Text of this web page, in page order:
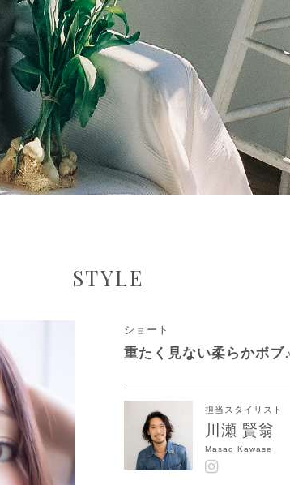
STYLE
ショート
重たく見ない柔らかボブ♪
担当スタイリスト
川瀬 賢翁
Masao Kawase